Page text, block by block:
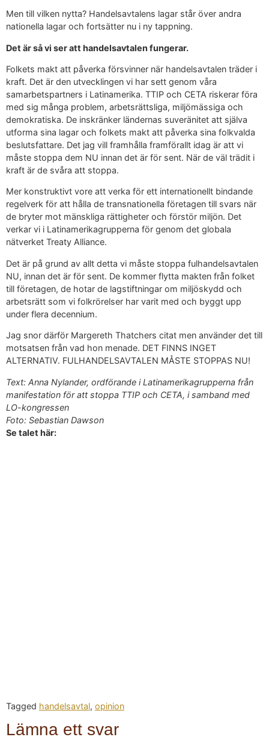
Men till vilken nytta? Handelsavtalens lagar står över andra
nationella lagar och fortsätter nu i ny tappning.
Det är så vi ser att handelsavtalen fungerar.
Folkets makt att påverka försvinner när handelsavtalen träder i
kraft. Det är den utvecklingen vi har sett genom våra
samarbetspartners i Latinamerika. TTIP och CETA riskerar föra
med sig många problem, arbetsrättsliga, miljömässiga och
demokratiska. De inskränker ländernas suveränitet att själva
utforma sina lagar och folkets makt att påverka sina folkvalda
beslutsfattare. Det jag vill framhålla framförallt idag är att vi
måste stoppa dem NU innan det är för sent. När de väl trädit i
kraft är de svåra att stoppa.
Mer konstruktivt vore att verka för ett internationellt bindande
regelverk för att hålla de transnationella företagen till svars när
de bryter mot mänskliga rättigheter och förstör miljön. Det
verkar vi i Latinamerikagrupperna för genom det globala
nätverket Treaty Alliance.
Det är på grund av allt detta vi måste stoppa fulhandelsavtalen
NU, innan det är för sent. De kommer flytta makten från folket
till företagen, de hotar de lagstiftningar om miljöskydd och
arbetsrätt som vi folkrörelser har varit med och byggt upp
under flera decennium.
Jag snor därför Margereth Thatchers citat men använder det till
motsatsen från vad hon menade. DET FINNS INGET
ALTERNATIV. FULHANDELSAVTALEN MÅSTE STOPPAS NU!
Text: Anna Nylander, ordförande i Latinamerikagrupperna från
manifestation för att stoppa TTIP och CETA, i samband med
LO-kongressen
Foto: Sebastian Dawson
Se talet här:
Tagged handelsavtal, opinion
Lämna ett svar